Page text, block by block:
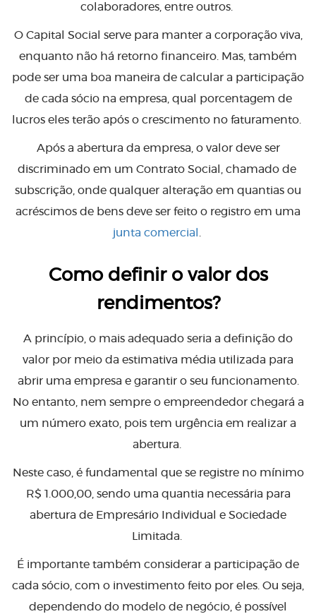
colaboradores, entre outros.
O Capital Social serve para manter a corporação viva,
enquanto não há retorno financeiro. Mas, também
pode ser uma boa maneira de calcular a participação
de cada sócio na empresa, qual porcentagem de
lucros eles terão após o crescimento no faturamento.
Após a abertura da empresa, o valor deve ser
discriminado em um Contrato Social, chamado de
subscrição, onde qualquer alteração em quantias ou
acréscimos de bens deve ser feito o registro em uma
junta comercial
Como definir o valor dos
rendimentos?
A princípio, o mais adequado seria a definição do
valor por meio da estimativa média utilizada para
abrir uma empresa e garantir o seu funcionamento.
No entanto, nem sempre o empreendedor chegará a
um número exato, pois tem urgência em realizar a
abertura.
Neste caso, é fundamental que se registre no mínimo
R$ 1.000,00, sendo uma quantia necessária para
abertura de Empresário Individual e Sociedade
Limitada.
É importante também considerar a participação de
cada sócio, com o investimento feito por eles. Ou seja,
dependendo do modelo de negócio, é possível